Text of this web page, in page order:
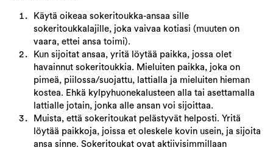
Käytä oikeaa sokeritoukka-ansaa sille
sokeritoukkalajille, joka vaivaa kotiasi (muuten on
vaara, ettei ansa toimi).
Kun sijoitat ansaa, yritä löytää paikka, jossa olet
havainnut sokeritoukkia. Mieluiten paikka, joka on
pimeä, piilossa/suojattu, lattialla ja mieluiten hieman
kostea. Ehkä kylpyhuonekalusteen alla tai asettamalla
lattialle jotain, jonka alle ansan voi sijoittaa.
Muista, että sokeritoukat pelästyvät helposti. Yritä
löytää paikkoja, joissa et oleskele kovin usein, ja sijoita
ansa sinne. Sokeritoukat ovat aktiivisimmillaan